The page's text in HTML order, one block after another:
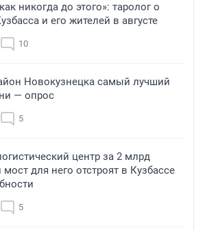
никогда до этого»: таролог о
и его жителей в августе
10
Новокузнецка самый лучший
— опрос
5
центр за 2 млрд
мост для него отстроят в Кузбассе
5